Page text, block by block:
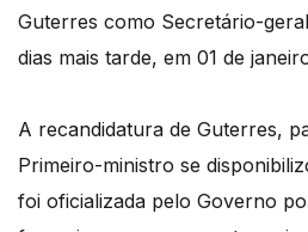
Guterres como Secretário-
dias mais tarde, em 01 de
A recandidatura de Guterres,
Primeiro-ministro se
foi oficializada pelo Governo